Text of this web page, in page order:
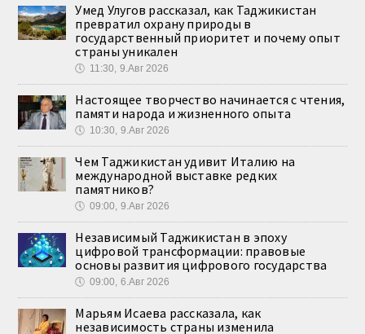
Умед Улугов рассказал, как Таджикистан
превратил охрану природы в
государственный приоритет и почему опыт
страны уникален
🕔 11:30, 9.Авг 2026
Настоящее творчество начинается с чтения,
памяти народа и жизненного опыта
🕔 10:30, 9.Авг 2026
Чем Таджикистан удивит Италию на
международной выставке редких
памятников?
🕔 09:00, 9.Авг 2026
Независимый Таджикистан в эпоху
цифровой трансформации: правовые
основы развития цифрового государства
🕔 09:00, 6.Авг 2026
Марьям Исаева рассказала, как
независимость страны изменила